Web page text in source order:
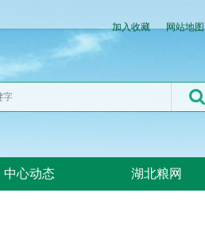
加入收藏 网站地图
中心动态 湖北粮网